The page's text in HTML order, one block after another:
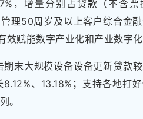
，增量分别占贷款（不含票
理50周岁及以上客户综合金
效赋能数字产业化和产业数字化
末大规模设备设备更新贷款
、13.18%；支持各地打
。